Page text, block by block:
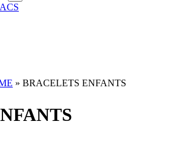
» BRACELETS ENFANTS